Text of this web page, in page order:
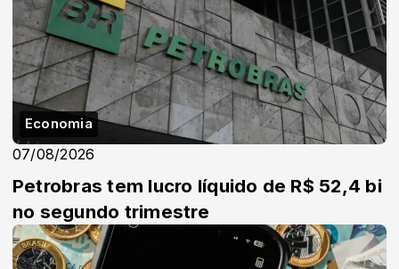
Economia
07/08/2026
Petrobras tem lucro líquido de R$ 52,4 bi
no segundo trimestre